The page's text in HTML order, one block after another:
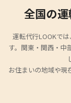
全国の
運転代行LOOKで
す。関東・関西・中
お住まいの地域や現